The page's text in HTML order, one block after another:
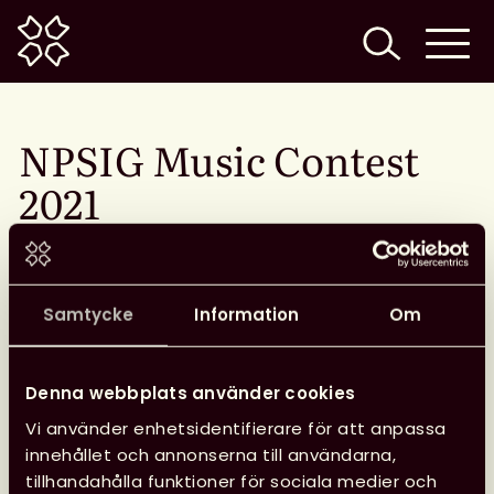
Samtycke Information Om
Denna webbplats använder cookies
Vi använder enhetsidentifierare för att anpassa
innehållet och annonserna till användarna,
tillhandahålla funktioner för sociala medier och
Home
NPSIG Music Contest
2021
IFLA:s New Professionals Special Interest Group
(NPSIG) brukar årligen komma med olika
aktiviteter. Några kanske kommer ihåg 2018 års
#LibrariansFashionsom fortfarande lever sitt liv i